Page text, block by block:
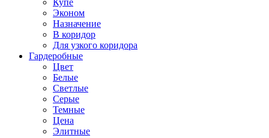
Купе
Эконом
Назначение
В коридор
Для узкого коридора
Гардеробные
Цвет
Белые
Светлые
Серые
Темные
Цена
Элитные